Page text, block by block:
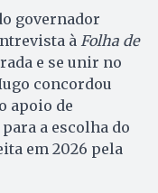
governador
à Folha de
e se unir no
concordou
apoio de
a escolha do
em 2026 pela